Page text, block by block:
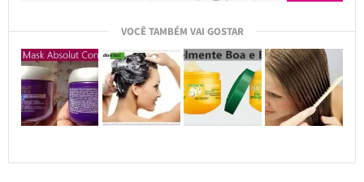
VOCÊ TAMBÉM VAI GOSTAR